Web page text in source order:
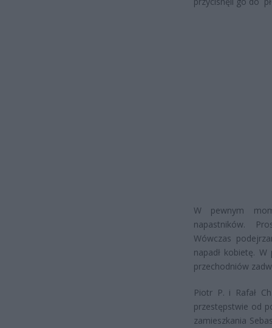
W pewnym
napastników.
Wówczas
napadł kobietę.
przechodniów
Piotr P. i Rafał
przestępstwie od
zamieszkania